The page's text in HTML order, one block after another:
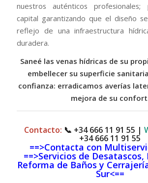
nuestros auténticos profesionales;
capital garantizando que el diseño
reflejo de una infraestructura
duradera.
Saneé las venas hídricas de su
embellecer su superficie
confianza: erradicamos averías
mejora de su
Contacto: 📞 +34 666 11 91 55 |
+34 666 11 91 55
==>Contacta con
==>Servicios de
Reforma de Baños y
Sur<==